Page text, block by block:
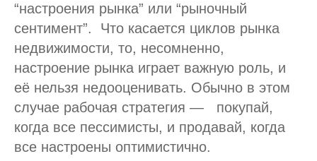
“настроения рынка” или “рыночный
сентимент”. Что касается циклов рынка
недвижимости, то, несомненно,
настроение рынка играет важную роль, и
её нельзя недооценивать. Обычно в этом
случае рабочая стратегия — покупай,
когда все пессимисты, и продавай, когда
все настроены оптимистично.